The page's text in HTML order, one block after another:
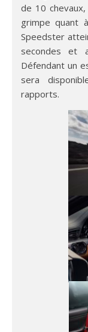
de 10
grimpe quant
Speedster
secondes et
Défendant un
sera
rapports.